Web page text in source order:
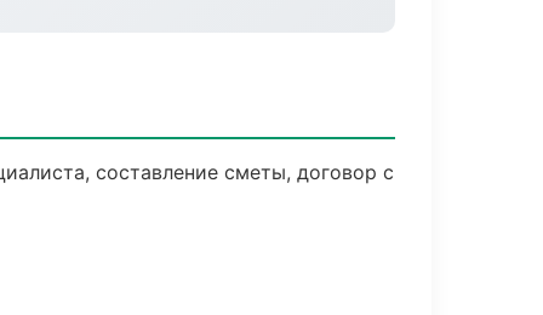
составление сметы, договор с